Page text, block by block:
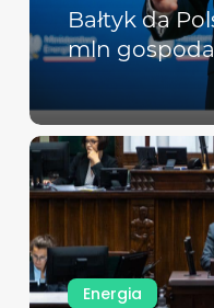
Bałtyk da
mln
Energia